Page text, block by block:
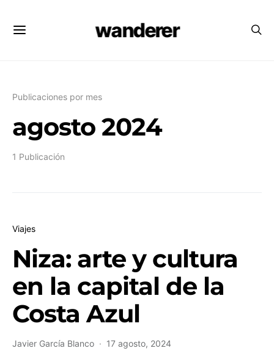
wanderer
Publicaciones por mes
agosto 2024
1 Publicación
Viajes
Niza: arte y cultura
en la capital de la
Costa Azul
Javier García Blanco 17 agosto, 2024